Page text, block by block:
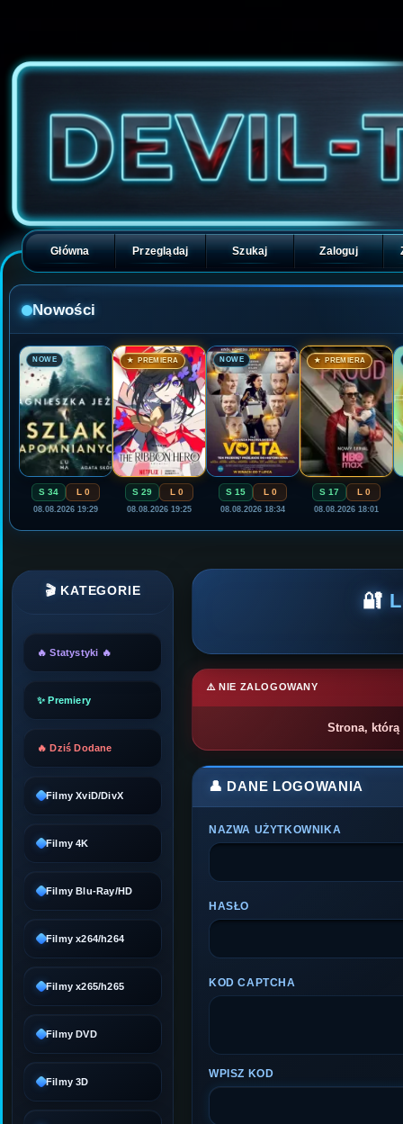
Główna Przeglądaj Szukaj Zaloguj
Nowości
🎬NOWE
S 34 L 0
08.08.2026 19:29
🎬★ PREMIERA
S 29 L 0
08.08.2026 19:25
🎬NOWE
S 15 L 0
08.08.2026 18:34
🎬★ PREMIERA
S 17 L 0
08.08.2026 18:01
🎬 KATEGORIE
🔥 Statystyki 🔥
✨ Premiery
🔥 Dziś Dodane
Filmy XviD/DivX
Filmy 4K
Filmy Blu-Ray/HD
Filmy x264/h264
Filmy x265/h265
Filmy DVD
Filmy 3D
🔐
⚠️ NIE ZALOGOWANY
Strona,
👤 DANE LOGOWANIA
NAZWA UŻYTKOWNIKA
HASŁO
KOD CAPTCHA
WPISZ KOD